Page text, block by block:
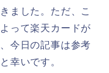
ました。ただ、こ
って楽天カードが
今日の記事は参考
幸いです。